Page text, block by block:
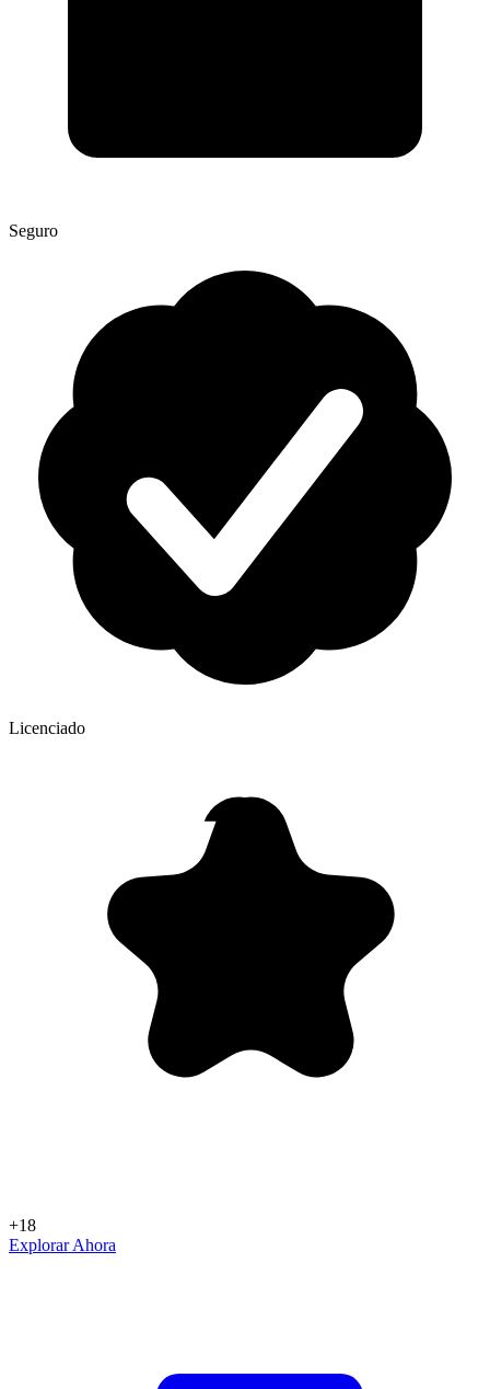
Seguro
Licenciado
+18
Explorar Ahora